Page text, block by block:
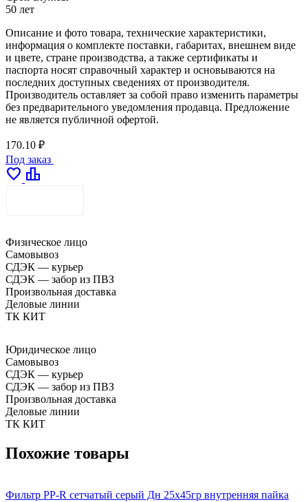
50 лет
Описание и фото товара, технические характеристики,
информация о комплекте поставки, габаритах, внешнем виде
и цвете, стране производства, а также сертификаты и
паспорта носят справочный характер и основываются на
последних доступных сведениях от производителя.
Производитель оставляет за собой право изменить параметры
без предварительного уведомления продавца. Предложение
не является публичной офертой.
170.10 ₽
Под заказ
favorite leaderboard
Физическое лицо
Самовывоз
СДЭК — курьер
СДЭК — забор из ПВЗ
Произвольная доставка
Деловые линии
ТК КИТ
Юридическое лицо
Самовывоз
СДЭК — курьер
СДЭК — забор из ПВЗ
Произвольная доставка
Деловые линии
ТК КИТ
Похожие товары
Фильтр PP-R сетчатый серый Дн 25х45гр внутренняя пайка